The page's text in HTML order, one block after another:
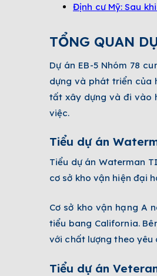
Định cư Mỹ: Sau
TỔNG QUAN
Dự án EB-5 Nhóm 78
dựng và phát triển của
tất xây dựng và đi vào
việc.
Tiểu dự án
Tiểu dự án Waterman
cơ sở kho vận hiện đại
Cơ sở kho vận hạng A
tiểu bang California.
với chất lượng theo yêu
Tiểu dự án